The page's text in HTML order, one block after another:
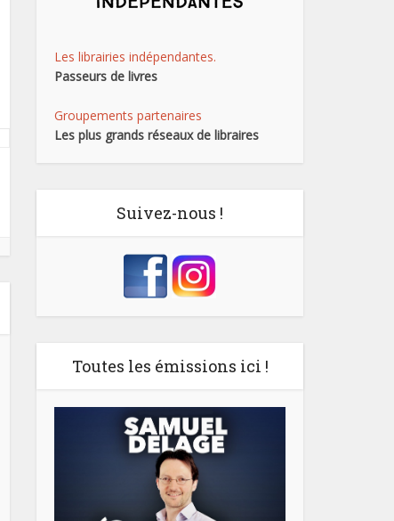
Les librairies indépendantes.
Passeurs de livres
Groupements partenaires
Les plus grands réseaux de libraires
Suivez-nous !
Toutes les émissions ici !